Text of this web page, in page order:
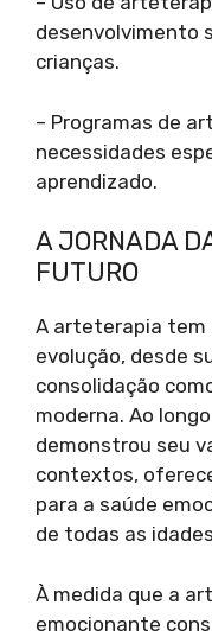
desenvolvimento
crianças.
– Programas de
necessidades
aprendizado.
A JORNADA
FUTURO
A arteterapia tem
evolução, desde
consolidação
moderna. Ao
demonstrou seu
contextos,
para a saúde
de todas as
À medida que a
emocionante